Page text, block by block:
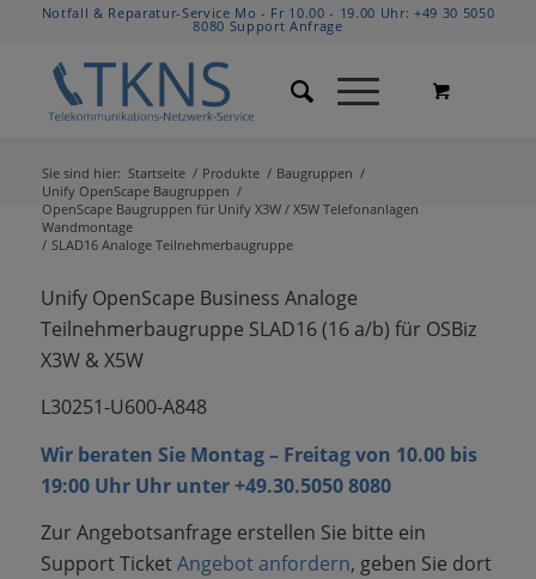
Notfall & Reparatur-Service Mo - Fr 10.00 - 19.00 Uhr:+49 30 5050
8080 Support Anfrage
Sie sind hier: Startseite / Produkte / Baugruppen /
Unify OpenScape Baugruppen /
OpenScape Baugruppen für Unify X3W / X5W Telefonanlagen
Wandmontage
/ SLAD16 Analoge Teilnehmerbaugruppe
Unify OpenScape Business Analoge
Teilnehmerbaugruppe SLAD16 (16 a/b) für OSBiz
X3W & X5W
L30251-U600-A848
Wir beraten Sie Montag – Freitag von 10.00 bis
19:00 Uhr Uhr unter +49.30.5050 8080
Zur Angebotsanfrage erstellen Sie bitte ein
Support TicketAngebot anfordern, geben Sie dort